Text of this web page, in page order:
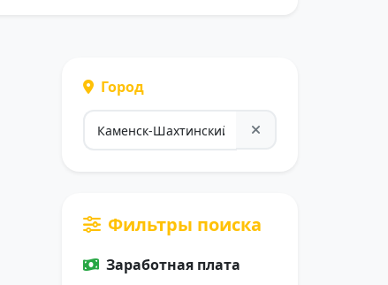
Город
Фильтры поиска
Заработная плата